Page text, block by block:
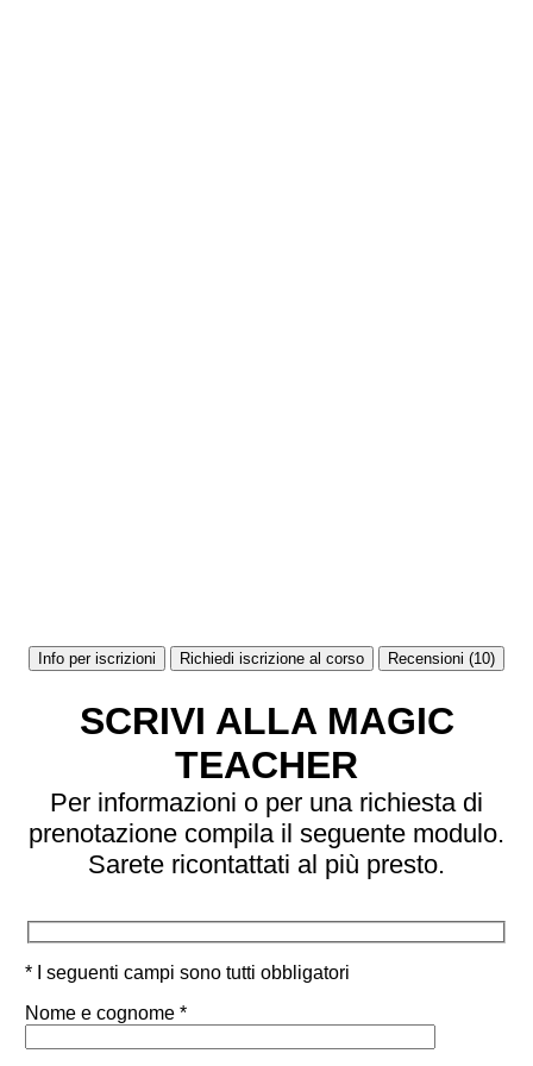
Info per iscrizioni Richiedi iscrizione al corso Recensioni (10)
SCRIVI ALLA MAGIC
TEACHER
Per informazioni o per una richiesta di
prenotazione compila il seguente modulo.
Sarete ricontattati al più presto.
* I seguenti campi sono tutti obbligatori
Nome e cognome *